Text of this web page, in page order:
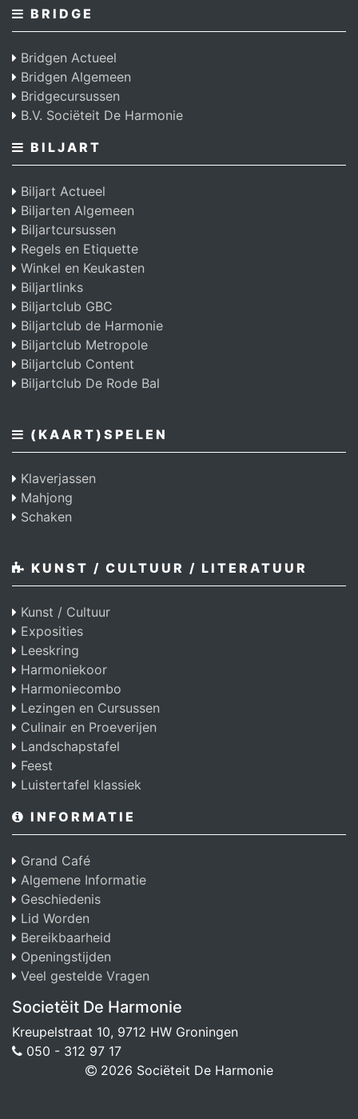
BRIDGE
Bridgen Actueel
Bridgen Algemeen
Bridgecursussen
B.V. Sociëteit De Harmonie
BILJART
Biljart Actueel
Biljarten Algemeen
Biljartcursussen
Regels en Etiquette
Winkel en Keukasten
Biljartlinks
Biljartclub GBC
Biljartclub de Harmonie
Biljartclub Metropole
Biljartclub Content
Biljartclub De Rode Bal
(KAART)SPELEN
Klaverjassen
Mahjong
Schaken
KUNST / CULTUUR / LITERATUUR
Kunst / Cultuur
Exposities
Leeskring
Harmoniekoor
Harmoniecombo
Lezingen en Cursussen
Culinair en Proeverijen
Landschapstafel
Feest
Luistertafel klassiek
INFORMATIE
Grand Café
Algemene Informatie
Geschiedenis
Lid Worden
Bereikbaarheid
Openingstijden
Veel gestelde Vragen
Societëit De Harmonie
Kreupelstraat 10, 9712 HW Groningen
050 - 312 97 17
2026 Sociëteit De Harmonie